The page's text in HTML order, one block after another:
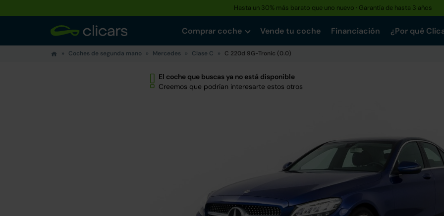
Hasta un 30% más barato que uno nuevo · Garantía de hasta 3 años
Comprar coche Vende tu coche Financiación ¿Por qué
Coches de segunda mano Mercedes Clase C C 220d 9G-Tronic (0.0)
El coche que buscas ya no está disponible
Creemos que podrían interesarte estos otros